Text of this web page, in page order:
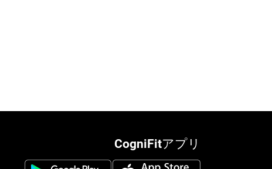
CogniFitアプリ